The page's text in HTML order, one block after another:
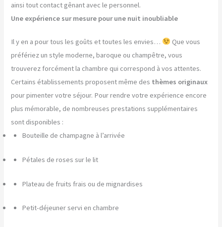
ainsi tout contact gênant avec le personnel.
Une expérience sur mesure pour une nuit inoubliable
Il y en a pour tous les goûts et toutes les envies…
Que vous
préfériez un style moderne, baroque ou champêtre, vous
trouverez forcément la chambre qui correspond à vos attentes.
Certains établissements proposent même des thèmes originaux
pour pimenter votre séjour. Pour rendre votre expérience encore
plus mémorable, de nombreuses prestations supplémentaires
sont disponibles :
Bouteille de champagne à l’arrivée
Pétales de roses sur le lit
Plateau de fruits frais ou de mignardises
Petit-déjeuner servi en chambre